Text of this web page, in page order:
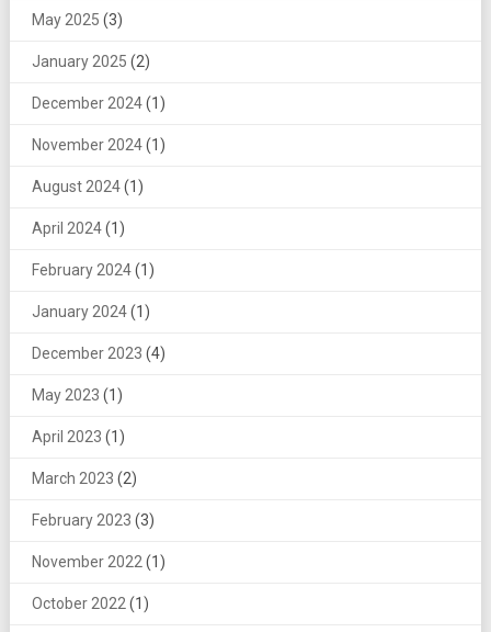
May 2025 (3)
January 2025 (2)
December 2024(1)
November 2024(1)
August 2024(1)
April 2024(1)
February 2024(1)
January 2024(1)
December 2023 (4)
May 2023 (1)
April 2023 (1)
March 2023 (2)
February 2023 (3)
November 2022(1)
October 2022(1)